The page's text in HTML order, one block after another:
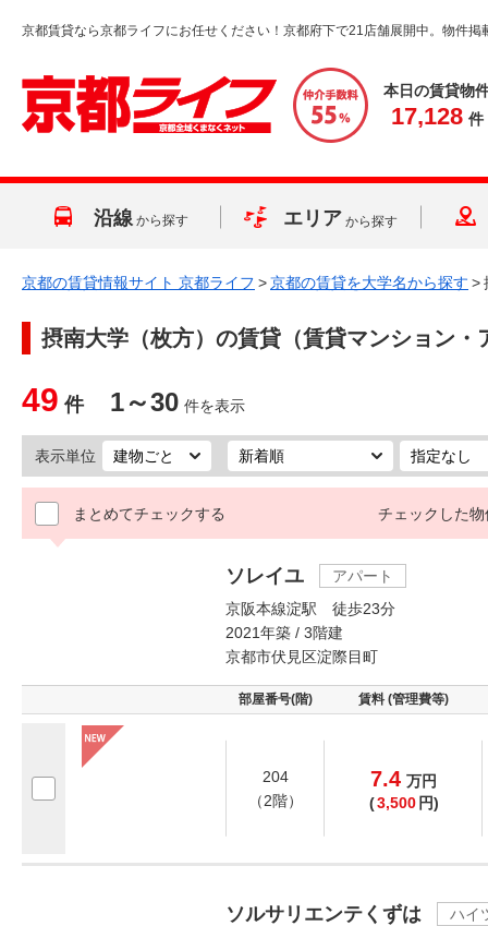
京都賃貸なら京都ライフにお任せください！京都府下で21店舗展開中。物件掲
本日の賃貸物
17,128 件
沿線 から探す エリア から探す
京都の賃貸情報サイト 京都ライフ >京都の賃貸を大学名から探す >
摂南大学（枚方） の賃貸（賃貸マンション・
49 件 1～30 件を表示
表示単位
まとめてチェックする チェックした物
ソレイユ
アパート
京阪本線淀駅 徒歩23分
2021年築 / 3階建
京都市伏見区淀際目町
部屋番号(階) 賃料 (管理費等)
204
（2階）
7.4 万円
(3,500 円)
ソルサリエンテくずは
ハイ